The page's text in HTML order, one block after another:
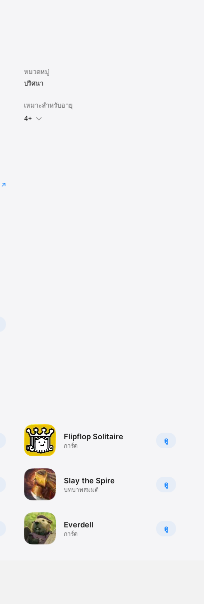
หมวดหมู่
ปริศนา
เหมาะสำหรับอายุ
4+
ดู
Flipflop Solitaire
การ์ด
ดู
Slay the Spire
บทบาทสมมติ
ดู
Everdell
การ์ด